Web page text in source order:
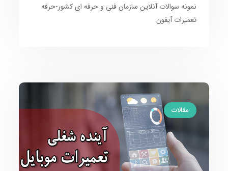
نمونه سوالات آنلاین سازمان فنی و حرفه ای کشور-حرفه
تعمیرات آیفون
مقالات